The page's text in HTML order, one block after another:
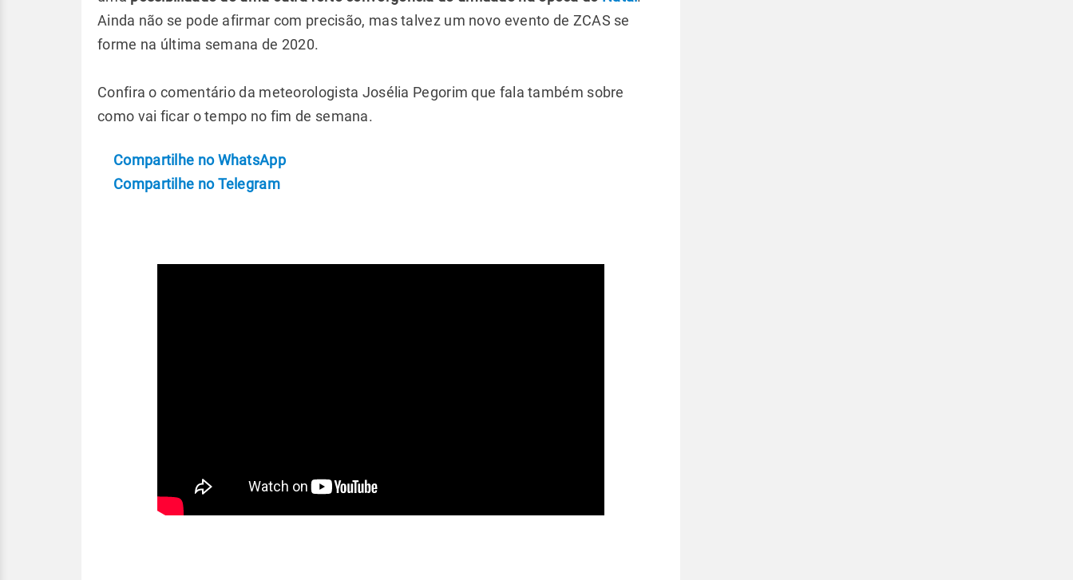
Ainda não se pode afirmar com precisão, mas talvez um novo evento de ZCAS se
forme na última semana de 2020.
Confira o comentário da meteorologista Josélia Pegorim que fala também sobre
como vai ficar o tempo no fim de semana.
Compartilhe no WhatsApp
Compartilhe no Telegram